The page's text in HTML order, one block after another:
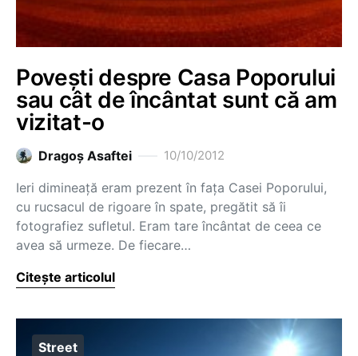
Povești despre Casa Poporului
sau cât de încântat sunt că am
vizitat-o
Dragoş Asaftei 10/10/2012
Ieri dimineață eram prezent în fața Casei Poporului,
cu rucsacul de rigoare în spate, pregătit să îi
fotografiez sufletul. Eram tare încântat de ceea ce
avea să urmeze. De fiecare…
Citește articolul
Street